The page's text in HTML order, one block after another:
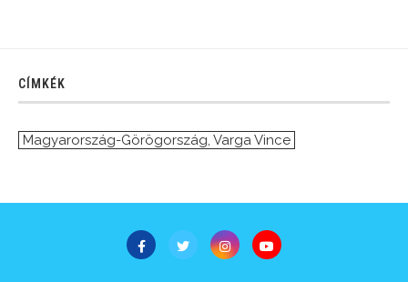
CÍMKÉK
Magyarország-Görögország, Varga Vince